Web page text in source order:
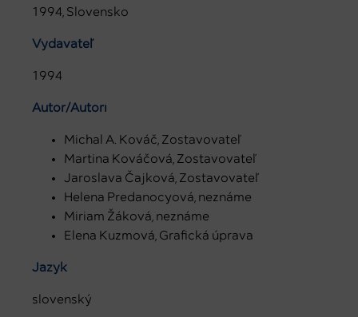
1994, Slovensko
Vydavateľ
1994
Autor/Autori
Michal A. Kováč, Zostavovateľ
Martina Kováčová, Zostavovateľ
Jaroslava Čajková, Zostavovateľ
Helena Predanocyová, neznáme
Miriam Žáková, neznáme
Elena Kuzmová, Grafická úprava
Jazyk
slovenský